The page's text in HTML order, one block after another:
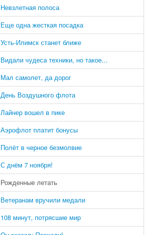
Невзлетная полоса
Еще одна жесткая посадка
Усть-Илимск станет ближе
Видали чудеса техники, но такое...
Мал самолет, да дорог
День Воздушного флота
Лайнер вошел в пике
Аэрофлот платит бонусы
Полёт в черное безмолвие
С днём 7 ноября!
Рожденные летать
Ветеранам вручили медали
108 минут, потрясшие мир